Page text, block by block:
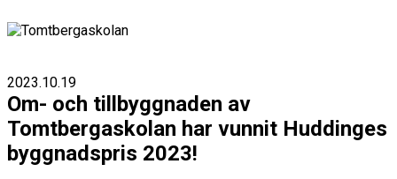
2023.10.19
Om- och tillbyggnaden av
Tomtbergaskolan har vunnit Huddinges
byggnadspris 2023!